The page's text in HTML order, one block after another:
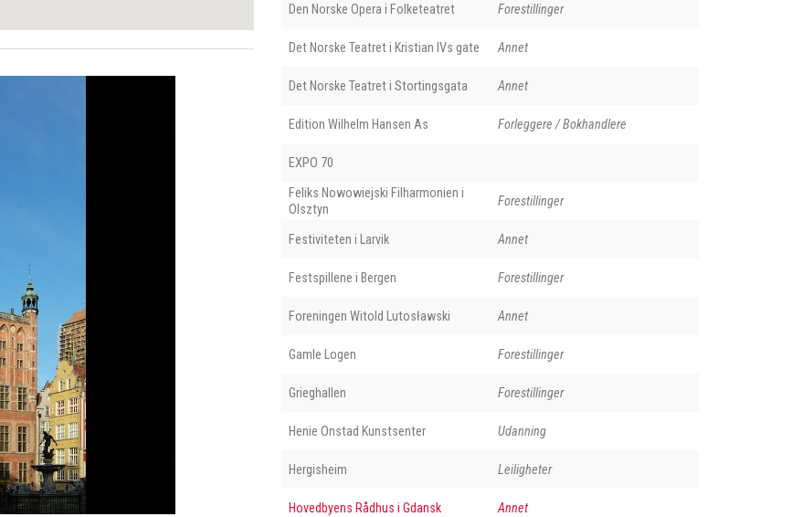
Den Norske Opera i Folketeatret Forestillinger
Det Norske Teatret i Kristian IVs gate Annet
Det Norske Teatret i Stortingsgata Annet
Edition Wilhelm Hansen As Forleggere / Bokhandlere
EXPO 70
Feliks Nowowiejski Filharmonien i
Olsztyn
Forestillinger
Festiviteten i Larvik Annet
Festspillene i Bergen Forestillinger
Foreningen Witold Lutosławski Annet
Gamle Logen Forestillinger
Grieghallen Forestillinger
Henie Onstad Kunstsenter Udanning
Hergisheim Leiligheter
Hovedbyens Rådhus i Gdansk Annet